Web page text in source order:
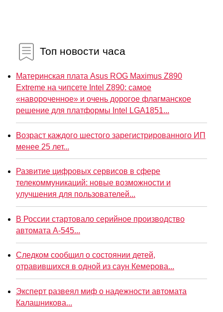
Топ новости часа
Материнская плата Asus ROG Maximus Z890
Extreme на чипсете Intel Z890: самое
«навороченное» и очень дорогое флагманское
решение для платформы Intel LGA1851...
Возраст каждого шестого зарегистрированного ИП
менее 25 лет...
Развитие цифровых сервисов в сфере
телекоммуникаций: новые возможности и
улучшения для пользователей...
В России стартовало серийное производство
автомата А-545...
Следком сообщил о состоянии детей,
отравившихся в одной из саун Кемерова...
Эксперт развеял миф о надежности автомата
Калашникова...